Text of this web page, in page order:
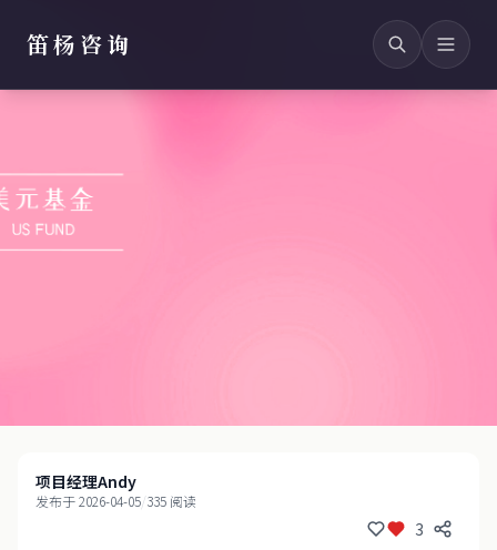
笛杨咨询
项目经理Andy
发布于 2026-04-05/335 阅读
3